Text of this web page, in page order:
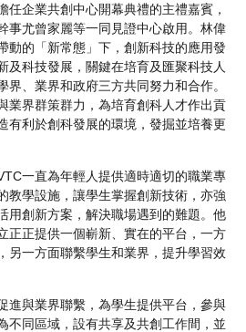
任企業共創中心開幕典禮的主禮嘉賓，
事尤曾家麗等一同見證中心啟用。林偉
動的「新常態」下，創新科技的應用發
及科技發展，關鍵在培育及匯聚科技人
界、業界和政府三方共同努力和合作。
業界群策群力，為培育創科人才作出貢
有利於創科發展的環境，發掘並培養更
一直為年輕人提供適時適切的職業專
教學設施，讓學生掌握創新技術，亦強
用創新方案，解決職場遇到的難題。他
正正提供一個嶄新、實在的平台，一方
另一方面聯繫學生和業界，提升學習效
進與業界聯繫，為學生提供平台，參與
不同區域，設有共享及共創工作間，並